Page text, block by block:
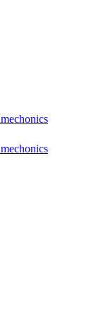
mechonics
mechonics